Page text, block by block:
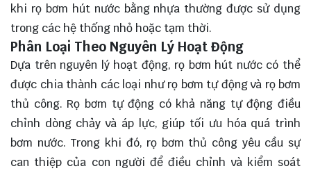
khi rọ bơm hút nước bằng nhựa thường được sử dụng
trong các hệ thống nhỏ hoặc tạm thời.
Phân Loại Theo Nguyên Lý Hoạt Động
Dựa trên nguyên lý hoạt động, rọ bơm hút nước có thể
được chia thành các loại như rọ bơm tự động và rọ bơm
thủ công. Rọ bơm tự động có khả năng tự động điều
chỉnh dòng chảy và áp lực, giúp tối ưu hóa quá trình
bơm nước. Trong khi đó, rọ bơm thủ công yêu cầu sự
can thiệp của con người để điều chỉnh và kiểm soát